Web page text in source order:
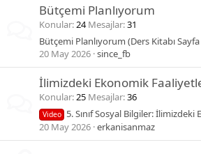
Bütçemi Planlıyorum
Konular 24 Mesajlar 31
20 May 2026 since_fb
İlimizdeki Ekonomik
Konular 25 Mesajlar 36
Video 5. Sınıf Sosyal Bilgiler: İlimizdeki Ekonomik
20 May 2026 erkanisanmaz